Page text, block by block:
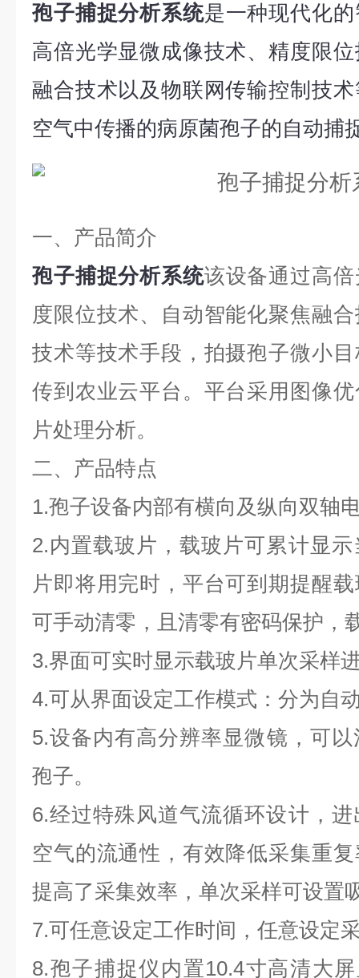
孢子捕捉分析系统是一种现代化
高倍光学显微成像技术、精度限
融合技术以及物联网传输控制技
空气中传播的病原菌孢子的自动捕
一、产品简介
孢子捕捉分析系统该设备通过高
度限位技术、自动智能化聚焦融
技术等技术手段，拍摄孢子微小
传到农业云平台。平台采用图像
片处理分析。
二、产品特点
1.孢子设备内部有横向及纵向双轴
2.内置载玻片，载玻片可累计显
片即将用完时，平台可到期提醒
可手动清零，且清零有密码保护，
3.界面可实时显示载玻片单次采样
4.可从界面设定工作模式：分为自
5.设备内有高分辨率显微镜，可
孢子。
6.经过特殊风道气流循环设计，
空气的流通性，有效降低采集重
提高了采集效率，单次采样可设置
7.可任意设定工作时间，任意设定
8.孢子捕捉仪内置10.4寸高清大